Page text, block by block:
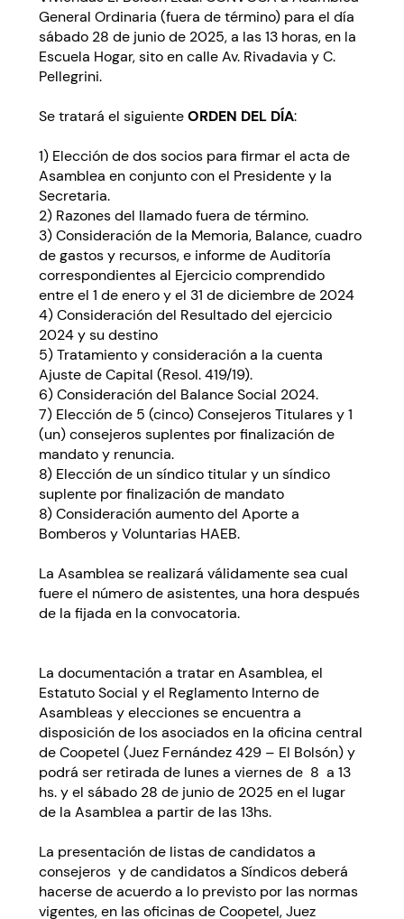
General Ordinaria (fuera de término) para el día
sábado 28 de junio de 2025, a las 13 horas, en la
Escuela Hogar, sito en calle Av. Rivadavia y C.
Pellegrini.
Se tratará el siguienteORDEN DEL DÍA:
1) Elección de dos socios para firmar el acta de
Asamblea en conjunto con el Presidente y la
Secretaria.
2) Razones del llamado fuera de término.
3) Consideración de la Memoria, Balance, cuadro
de gastos y recursos, e informe de Auditoría
correspondientes al Ejercicio comprendido
entre el 1 de enero y el 31 de diciembre de 2024
4) Consideración del Resultado del ejercicio
2024 y su destino
5) Tratamiento y consideración a la cuenta
Ajuste de Capital (Resol. 419/19).
6) Consideración del Balance Social 2024.
7) Elección de 5 (cinco) Consejeros Titulares y 1
(un) consejeros suplentes por finalización de
mandato y renuncia.
8) Elección de un síndico titular y un síndico
suplente por finalización de mandato
8) Consideración aumento del Aporte a
Bomberos y Voluntarias HAEB.
La Asamblea se realizará válidamente sea cual
fuere el número de asistentes, una hora después
de la fijada en la convocatoria.
La documentación a tratar en Asamblea, el
Estatuto Social y el Reglamento Interno de
Asambleas y elecciones se encuentra a
disposición de los asociados en la oficina central
de Coopetel (Juez Fernández 429 – El Bolsón) y
podrá ser retirada de lunes a viernes de 8 a 13
hs. y el sábado 28 de junio de 2025 en el lugar
de la Asamblea a partir de las 13hs.
La presentación de listas de candidatos a
consejeros y de candidatos a Síndicos deberá
hacerse de acuerdo a lo previsto por las normas
vigentes, en las oficinas de Coopetel, Juez